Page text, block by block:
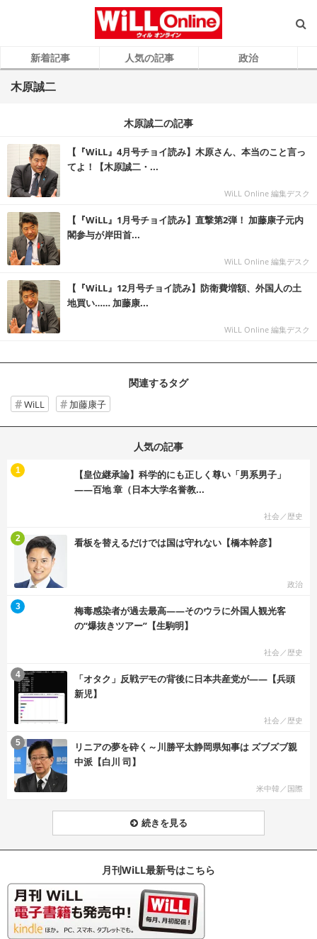
新着記事 人気の記事 政治
木原誠二
木原誠二の記事
【『WiLL』4月号チョイ読み】木原さん、本当のこと言っ
てよ！【木原誠二・...
WiLL Online 編集デスク
【『WiLL』1月号チョイ読み】直撃第2弾！ 加藤康子元内
閣参与が岸田首...
WiLL Online 編集デスク
【『WiLL』12月号チョイ読み】防衛費増額、外国人の土
地買い…… 加藤康...
WiLL Online 編集デスク
関連するタグ
WiLL 加藤康子
人気の記事
【皇位継承論】科学的にも正しく尊い「男系男子」
――百地 章（日本大学名誉教...
社会／歴史
1
看板を替えるだけでは国は守れない【橋本幹彦】
政治
2
梅毒感染者が過去最高――そのウラに外国人観光客
の“爆抜きツアー”【生駒明】
社会／歴史
3
「オタク」反戦デモの背後に日本共産党が――【兵頭
新児】
社会／歴史
4
リニアの夢を砕く～川勝平太静岡県知事は ズブズブ親
中派【白川 司】
米中韓／国際
5
続きを見る
月刊WiLL最新号はこちら